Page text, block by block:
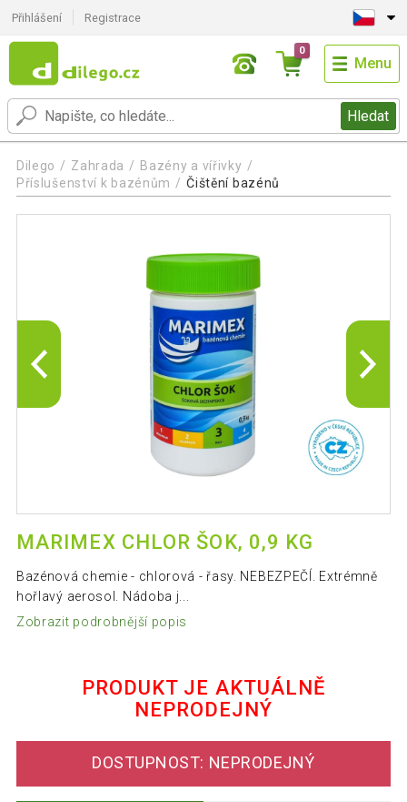
Přihlášení Registrace
Hledat
0
Menu
Dilego Zahrada
Bazény a vířivky
Příslušenství k bazénům
Čištění bazénů
MARIMEX CHLOR ŠOK, 0,9 KG
Bazénová chemie - chlorová - řasy. NEBEZPEČÍ. Extrémně
hořlavý aerosol. Nádoba j...
Zobrazit podrobnější popis
PRODUKT JE AKTUÁLNĚ
NEPRODEJNÝ
DOSTUPNOST: NEPRODEJNÝ